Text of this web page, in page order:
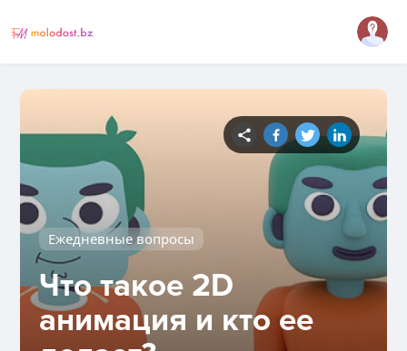
Ежедневные вопросы
Что такое 2D
анимация и кто ее